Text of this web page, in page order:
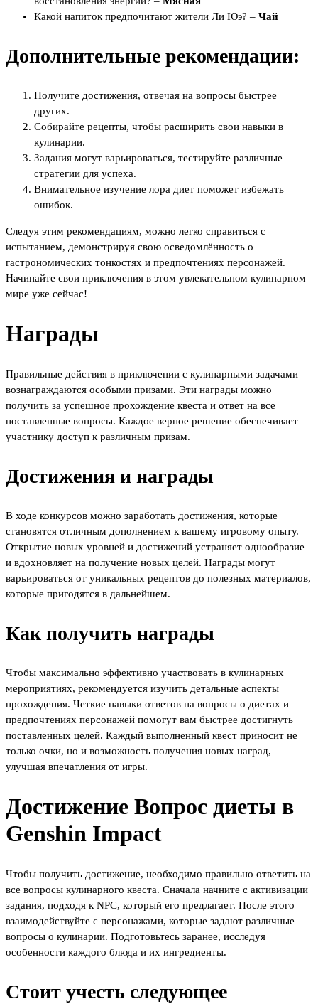
Какой напиток предпочитают жители Ли Юэ? – Чай
Дополнительные рекомендации:
Получите достижения, отвечая на вопросы быстрее
других.
Собирайте рецепты, чтобы расширить свои навыки в
кулинарии.
Задания могут варьироваться, тестируйте различные
стратегии для успеха.
Внимательное изучение лора диет поможет избежать
ошибок.
Следуя этим рекомендациям, можно легко справиться с
испытанием, демонстрируя свою осведомлённость о
гастрономических тонкостях и предпочтениях персонажей.
Начинайте свои приключения в этом увлекательном кулинарном
мире уже сейчас!
Награды
Правильные действия в приключении с кулинарными задачами
вознаграждаются особыми призами. Эти награды можно
получить за успешное прохождение квеста и ответ на все
поставленные вопросы. Каждое верное решение обеспечивает
участнику доступ к различным призам.
Достижения и награды
В ходе конкурсов можно заработать достижения, которые
становятся отличным дополнением к вашему игровому опыту.
Открытие новых уровней и достижений устраняет однообразие
и вдохновляет на получение новых целей. Награды могут
варьироваться от уникальных рецептов до полезных материалов,
которые пригодятся в дальнейшем.
Как получить награды
Чтобы максимально эффективно участвовать в кулинарных
мероприятиях, рекомендуется изучить детальные аспекты
прохождения. Четкие навыки ответов на вопросы о диетах и
предпочтениях персонажей помогут вам быстрее достигнуть
поставленных целей. Каждый выполненный квест приносит не
только очки, но и возможность получения новых наград,
улучшая впечатления от игры.
Достижение Вопрос диеты в
Genshin Impact
Чтобы получить достижение, необходимо правильно ответить на
все вопросы кулинарного квеста. Сначала начните с активизации
задания, подходя к NPC, который его предлагает. После этого
взаимодействуйте с персонажами, которые задают различные
вопросы о кулинарии. Подготовьтесь заранее, исследуя
особенности каждого блюда и их ингредиенты.
Стоит учесть следующее